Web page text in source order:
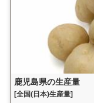
鹿児島県の生産量
[全国(日本)生産量]